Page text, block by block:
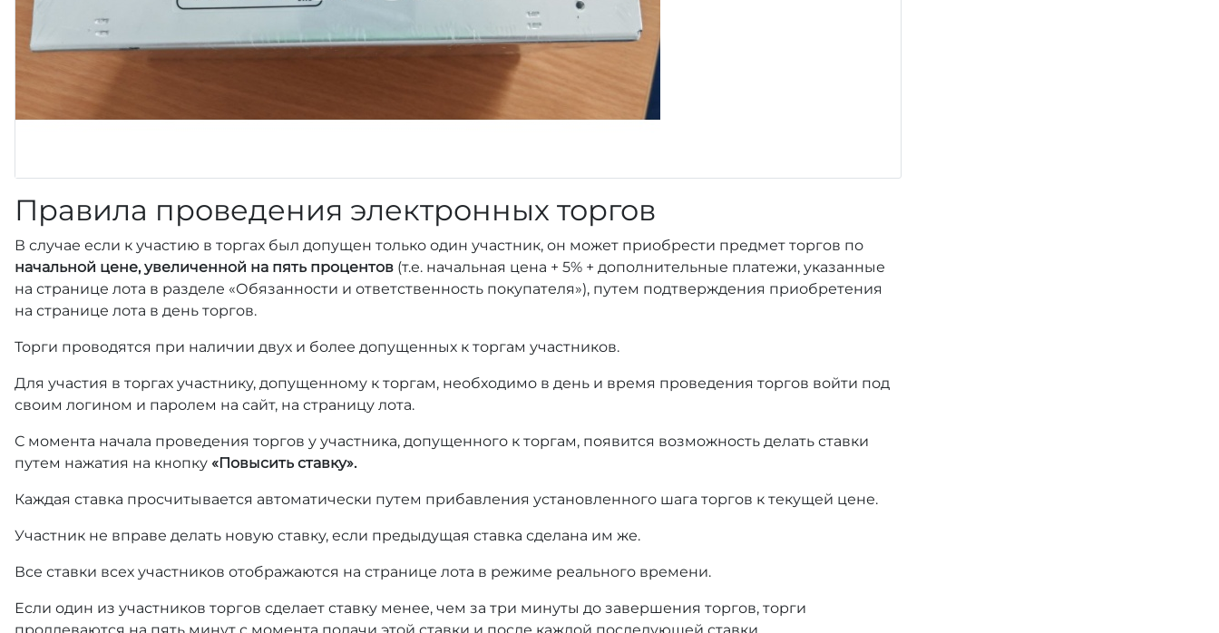
Правила проведения электронных торгов
В случае если к участию в торгах был допущен только один участник, он может приобрести предмет торгов по
начальной цене, увеличенной на пять процентов (т.е. начальная цена + 5% + дополнительные платежи, указанные
на странице лота в разделе «Обязанности и ответственность покупателя»), путем подтверждения приобретения
на странице лота в день торгов.
Торги проводятся при наличии двух и более допущенных к торгам участников.
Для участия в торгах участнику, допущенному к торгам, необходимо в день и время проведения торгов войти под
своим логином и паролем на сайт, на страницу лота.
С момента начала проведения торгов у участника, допущенного к торгам, появится возможность делать ставки
путем нажатия на кнопку «Повысить ставку».
Каждая ставка просчитывается автоматически путем прибавления установленного шага торгов к текущей цене.
Участник не вправе делать новую ставку, если предыдущая ставка сделана им же.
Все ставки всех участников отображаются на странице лота в режиме реального времени.
Если один из участников торгов сделает ставку менее, чем за три минуты до завершения торгов, торги
продлеваются на пять минут с момента подачи этой ставки и после каждой последующей ставки.